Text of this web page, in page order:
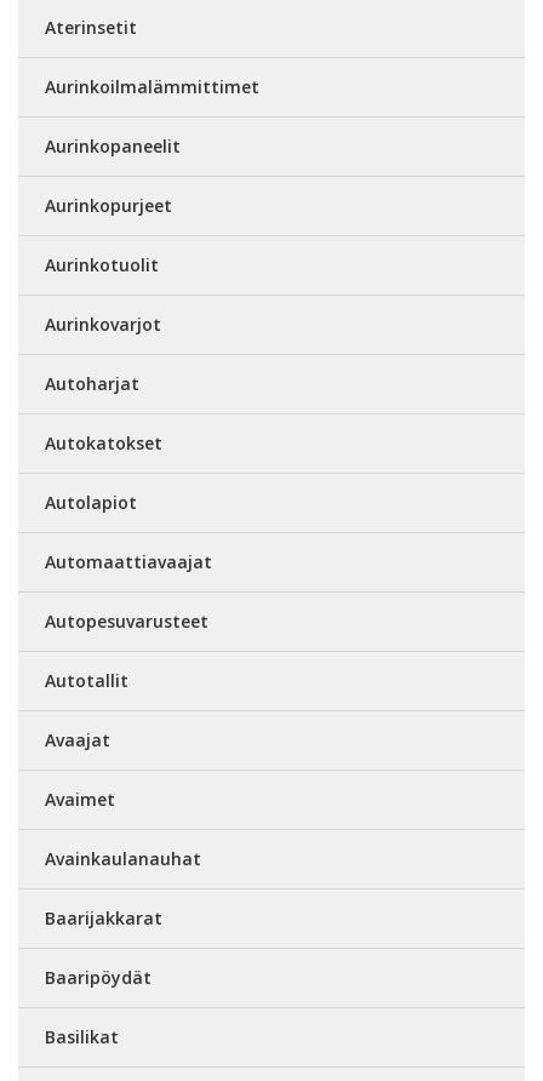
Aterinsetit
Aurinkoilmalämmittimet
Aurinkopaneelit
Aurinkopurjeet
Aurinkotuolit
Aurinkovarjot
Autoharjat
Autokatokset
Autolapiot
Automaattiavaajat
Autopesuvarusteet
Autotallit
Avaajat
Avaimet
Avainkaulanauhat
Baarijakkarat
Baaripöydät
Basilikat